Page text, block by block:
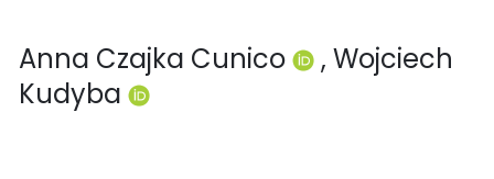
Anna Czajka Cunico
, Wojciech
Kudyba